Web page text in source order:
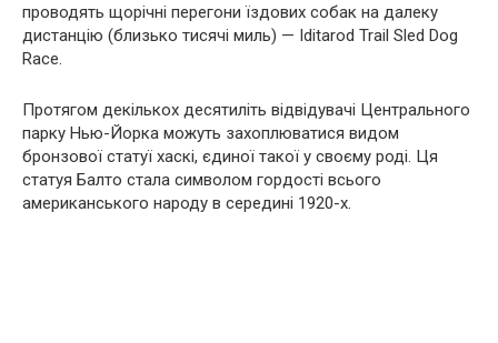
проводять щорічні перегони їздових собак на далеку
дистанцію (близько тисячі миль) — Iditarod Trail Sled Dog
Race.
Протягом декількох десятиліть відвідувачі Центрального
парку Нью-Йорка можуть захоплюватися видом
бронзової статуї хаскі, єдиної такої у своєму роді. Ця
статуя Балто стала символом гордості всього
американського народу в середині 1920-х.